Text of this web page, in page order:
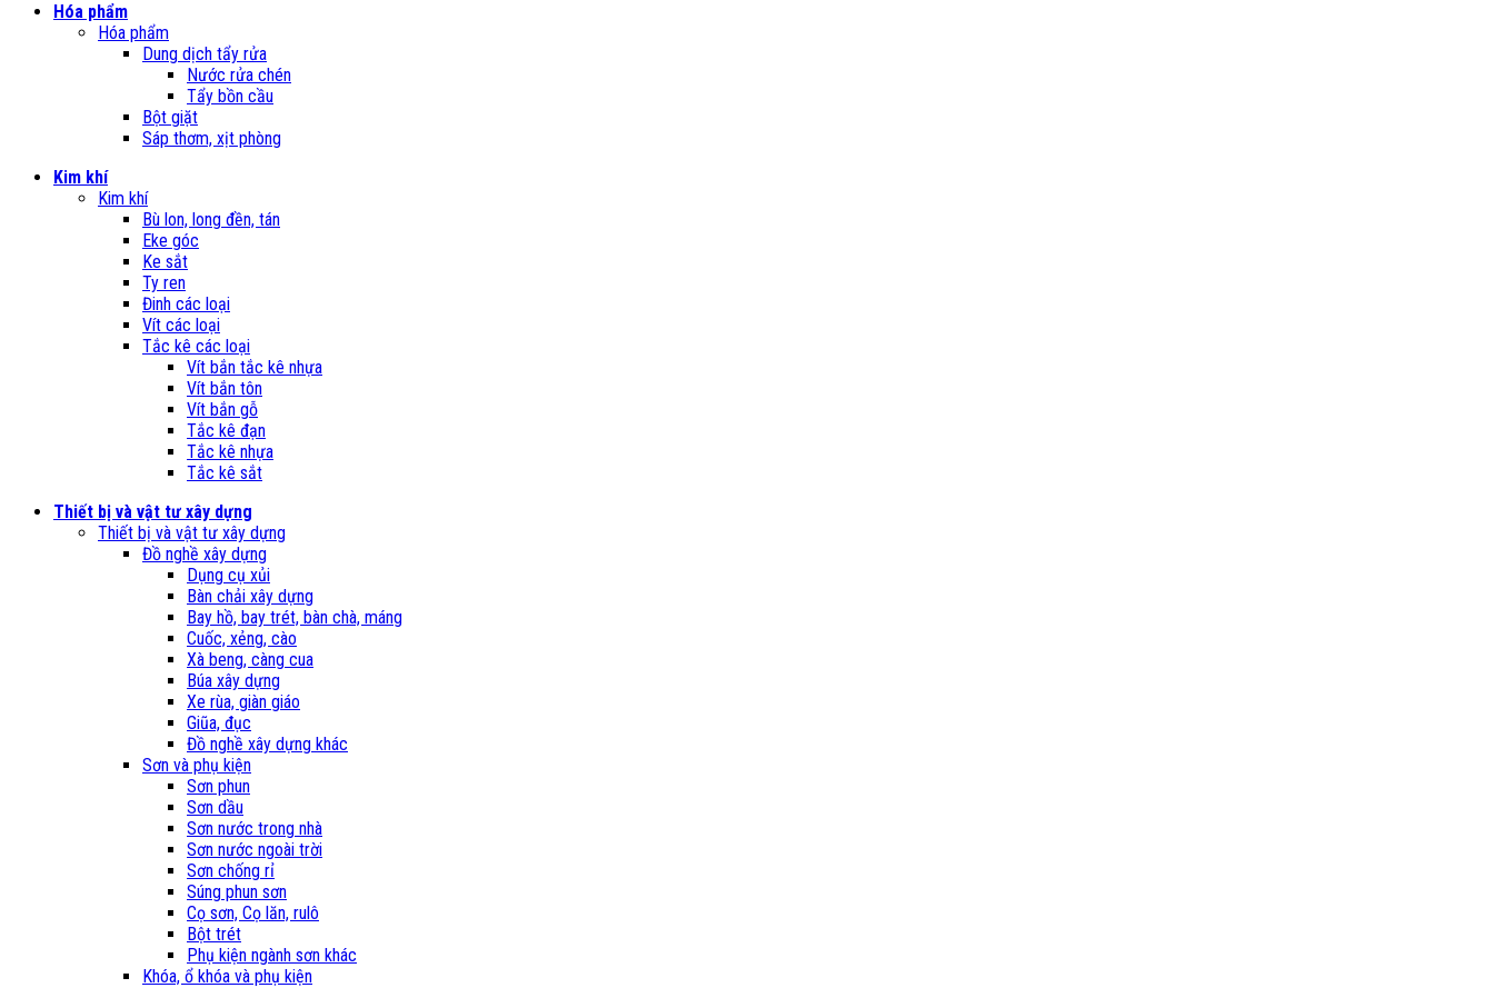
Hóa phẩm
Hóa phẩm
Dung dịch tẩy rửa
Nước rửa chén
Tẩy bồn cầu
Bột giặt
Sáp thơm, xịt phòng
Kim khí
Kim khí
Bù lon, long đền, tán
Eke góc
Ke sắt
Ty ren
Đinh các loại
Vít các loại
Tắc kê các loại
Vít bắn tắc kê nhựa
Vít bắn tôn
Vít bắn gỗ
Tắc kê đạn
Tắc kê nhựa
Tắc kê sắt
Thiết bị và vật tư xây dựng
Thiết bị và vật tư xây dựng
Đồ nghề xây dựng
Dụng cụ xủi
Bàn chải xây dựng
Bay hồ, bay trét, bàn chà, máng
Cuốc, xẻng, cào
Xà beng, càng cua
Búa xây dựng
Xe rùa, giàn giáo
Giũa, đục
Đồ nghề xây dựng khác
Sơn và phụ kiện
Sơn phun
Sơn dầu
Sơn nước trong nhà
Sơn nước ngoài trời
Sơn chống rỉ
Súng phun sơn
Cọ sơn, Cọ lăn, rulô
Bột trét
Phụ kiện ngành sơn khác
Khóa, ổ khóa và phụ kiện